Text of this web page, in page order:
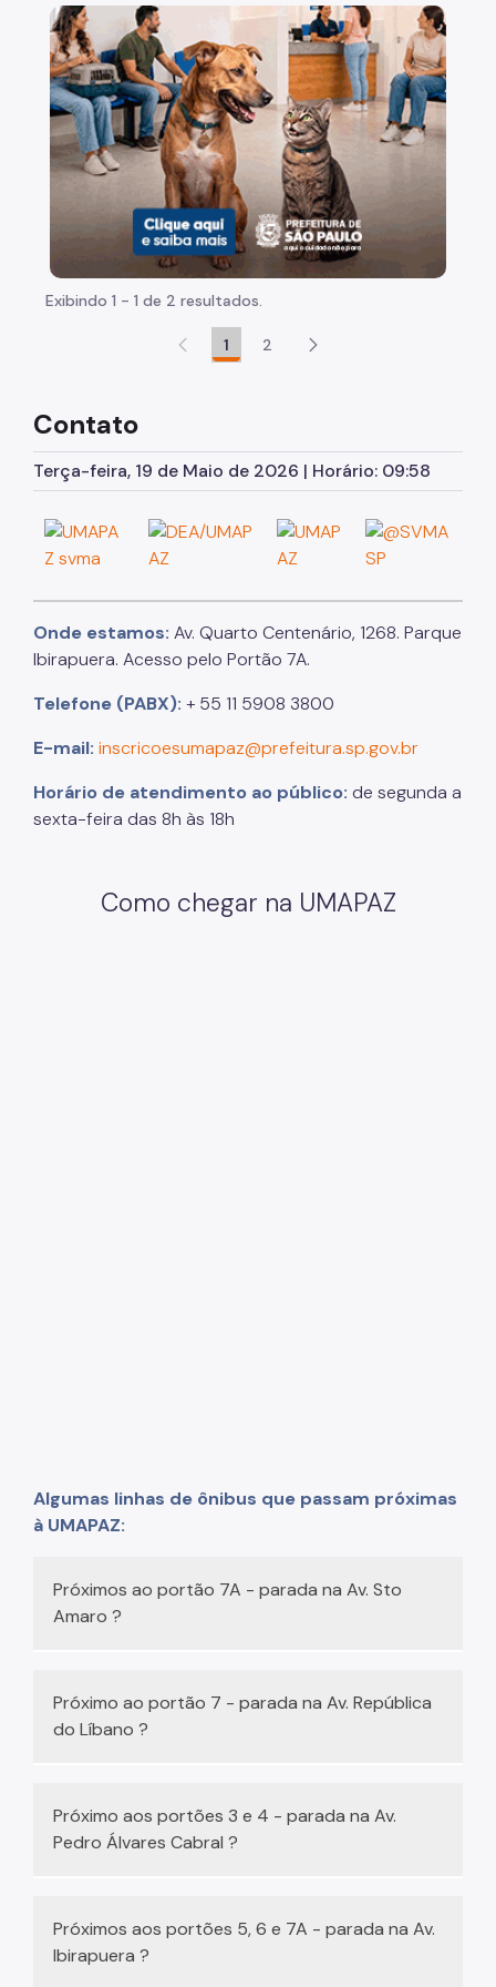
Início
Programação
Sobre a UMAPAZ
Biblioteca Sapucaia
Dúvidas Frequentes
Planetários
Fale Conosco
Imagem de um cachorro caramelo e uma gata rajada,
Exibindo 1 - 1 de 2 resultados.
1 2
Contato
Terça-feira, 19 de Maio de 2026 | Horário: 09:58
Onde estamos: Av. Quarto Centenário, 1268. Parque
Ibirapuera. Acesso pelo Portão 7A.
Telefone (PABX): + 55 11 5908 3800
E-mail: inscricoesumapaz@prefeitura.sp.gov.br
Horário de atendimento ao público: de segunda a
sexta-feira das 8h às 18h
Como chegar na UMAPAZ
Algumas linhas de ônibus que passam próximas
à UMAPAZ:
Próximos ao portão 7A - parada na Av. Sto
Amaro ?
56913-10 Term. Varginha/Term. Bandeira
5131-10 Cid. Ademar/Metrô Brás
856R-10 Lapa/Socorro
7550-10 Metrô Sta Cecília/Term. Sto.
637P-10 Term. Sto Amaro/Pinheiros
6422/10 Vila Cruzeiro/Term. Bandeira
Próximo ao portão 7 - parada na Av. República
do Líbano ?
Próximo aos portões 3 e 4 - parada na Av.
Pedro Álvares Cabral ?
5652-10 Jd. IV Centenário/Pça da Sé
5611-10 Eldorado/Pça João Mendes
Próximos aos portões 5, 6 e 7A - parada na Av.
Ibirapuera ?